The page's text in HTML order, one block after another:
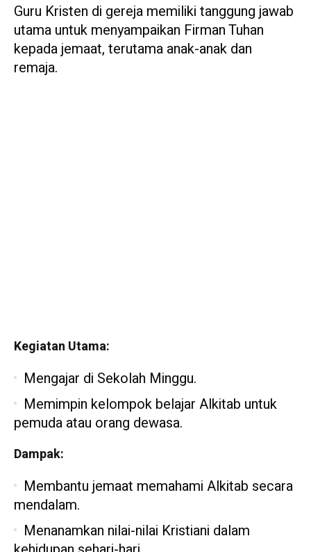
Guru Kristen di gereja memiliki tanggung jawab
utama untuk menyampaikan Firman Tuhan
kepada jemaat, terutama anak-anak dan
remaja.
Kegiatan Utama:
Mengajar di Sekolah Minggu.
Memimpin kelompok belajar Alkitab untuk
pemuda atau orang dewasa.
Dampak:
Membantu jemaat memahami Alkitab secara
mendalam.
Menanamkan nilai-nilai Kristiani dalam